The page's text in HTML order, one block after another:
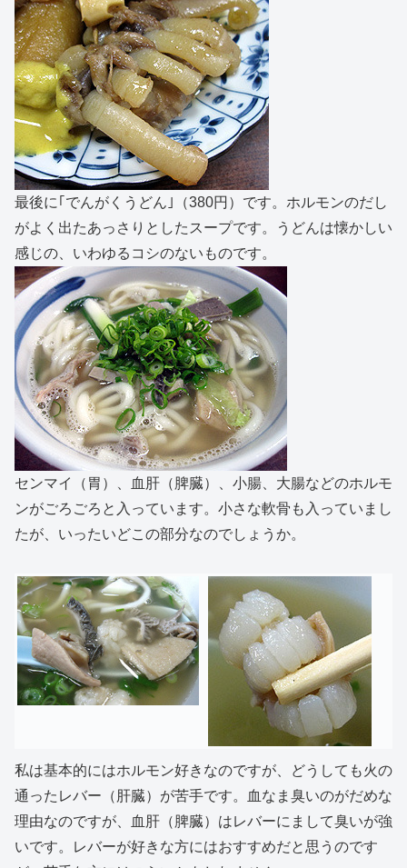
最後に｢でんがくうどん｣（380円）です。ホルモンのだし
がよく出たあっさりとしたスープです。うどんは懐かしい
感じの、いわゆるコシのないものです。
センマイ（胃）、血肝（脾臓）、小腸、大腸などのホルモ
ンがごろごろと入っています。小さな軟骨も入っていまし
たが、いったいどこの部分なのでしょうか。
私は基本的にはホルモン好きなのですが、どうしても火の
通ったレバー（肝臓）が苦手です。血なま臭いのがだめな
理由なのですが、血肝（脾臓）はレバーにまして臭いが強
いです。レバーが好きな方にはおすすめだと思うのです